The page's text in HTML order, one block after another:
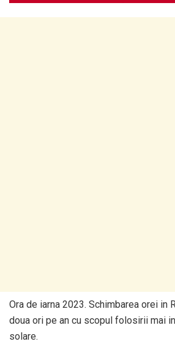
Ora de iarna 2023. Schimbarea orei in
doua ori pe an cu scopul folosirii mai
solare.